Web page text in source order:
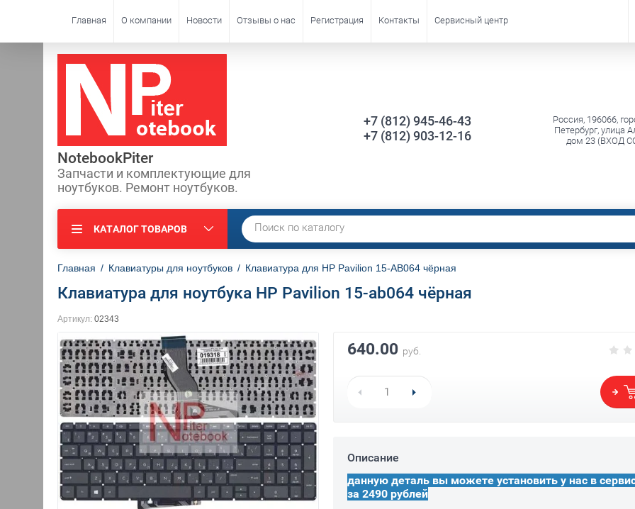
Главная О компании Новости Отзывы о нас Регистрация Контакты Сервисный центр
NotebookPiter
Запчасти и комплектующие для
ноутбуков. Ремонт ноутбуков.
+7 (812) 945-46-43
+7 (812) 903-12-16
Россия, 196066,
Петербург, улица
дом 23 (ВХОД
КАТАЛОГ ТОВАРОВ
Петли для ноутбука HP 15-
ab000
640.00 руб.
Крышка матрицы для HP 15-
ab000 серебристая
1600.00 руб.
1120.00 руб.
Главная / Клавиатуры для ноутбуков / Клавиатура для HP Pavilion 15-AB064 чёрная
Клавиатура для ноутбука HP Pavilion 15-ab064 чёрная
Артикул: 02343
640.00 руб.
Описание
данную деталь вы можете установить у нас в
за 2490 рублей